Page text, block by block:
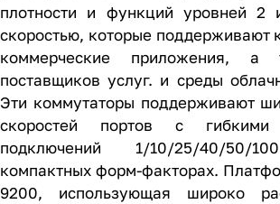
плотности и функций уровней 2
скоростью, которые поддерживают
коммерческие приложения, а
поставщиков услуг. и среды
Эти коммутаторы поддерживают
скоростей портов с гибкими
подключений 1/10/25/40/
компактных форм-факторах.
9200, использующая широко